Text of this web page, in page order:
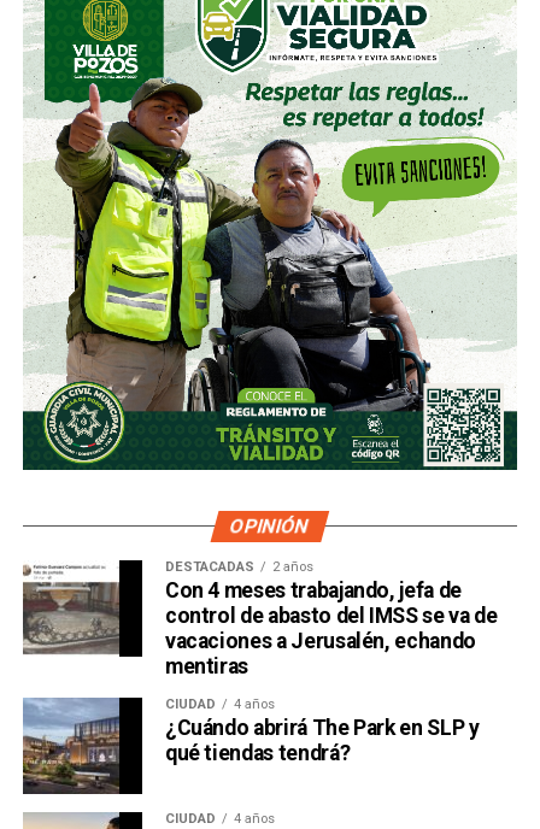
OPINIÓN
DESTACADAS 2 años
Con 4 meses trabajando, jefa de
control de abasto del IMSS se va de
vacaciones a Jerusalén, echando
mentiras
CIUDAD 4 años
¿Cuándo abrirá The Park en SLP y
qué tiendas tendrá?
CIUDAD 4 años